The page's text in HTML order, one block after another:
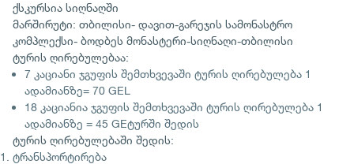
ქსკურსია სიღნაღში
მარშირუტი: თბილისი- დავით-გარეჯის სამონასტრო
კომპლექსი- ბოდბეს მონასტერი-სიღნაღი-თბილისი
ტურის ღირებულებაა:
7 კაციანი ჯგუფის შემთხვევაში ტურის ღირებულება 1
ადამიანზე= 70 GEL
18 კაციანია ჯგუფის შემთხვევაში ტურის ღირებულება 1
ადამიანზე = 45 GEტურში შედის
ტურის ღირებულებაში შედის:
ტრანსპორტირება